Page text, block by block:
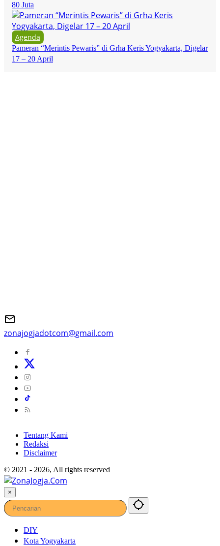
80 Juta
Agenda
Pameran “Merintis Pewaris” di Grha Keris Yogyakarta, Digelar
17 – 20 April
zonajogjadotcom@gmail.com
Tentang Kami
Redaksi
Disclaimer
© 2021 - 2026, All rights reserved
×
DIY
Kota Yogyakarta